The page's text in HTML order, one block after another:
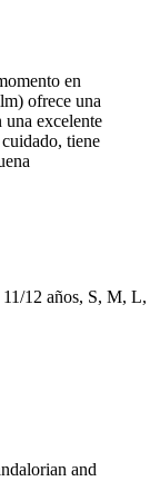
en
ofrece una
una excelente
tiene
12 años, S, M, L,
and